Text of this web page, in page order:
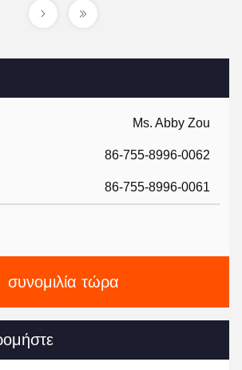
Ms. Abby Zou
86-755-8996-0062
86-755-8996-0061
συνομιλία τώρα